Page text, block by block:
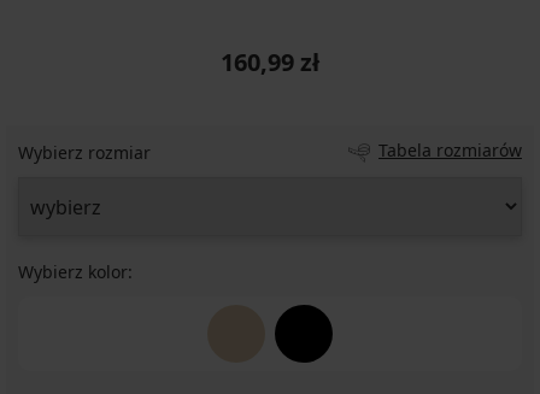
160,99 zł
Wybierz rozmiar Tabela rozmiarów
Wybierz kolor: